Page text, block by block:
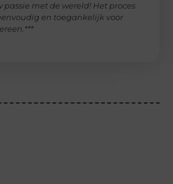
passie met de wereld! Het proces
en toegankelijk voor